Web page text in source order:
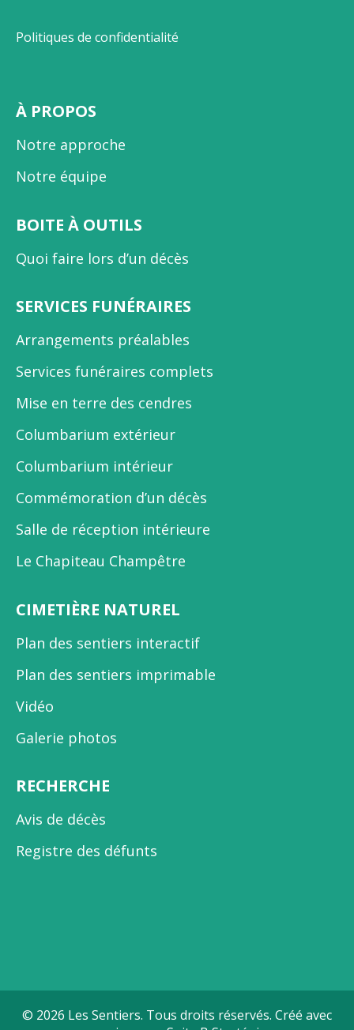
Politiques de confidentialité
À PROPOS
Notre approche
Notre équipe
BOITE À OUTILS
Quoi faire lors d’un décès
SERVICES FUNÉRAIRES
Arrangements préalables
Services funéraires complets
Mise en terre des cendres
Columbarium extérieur
Columbarium intérieur
Commémoration d’un décès
Salle de réception intérieure
Le Chapiteau Champêtre
CIMETIÈRE NATUREL
Plan des sentiers interactif
Plan des sentiers imprimable
Vidéo
Galerie photos
RECHERCHE
Avis de décès
Registre des défunts
© 2026 Les Sentiers. Tous droits réservés. Créé avec